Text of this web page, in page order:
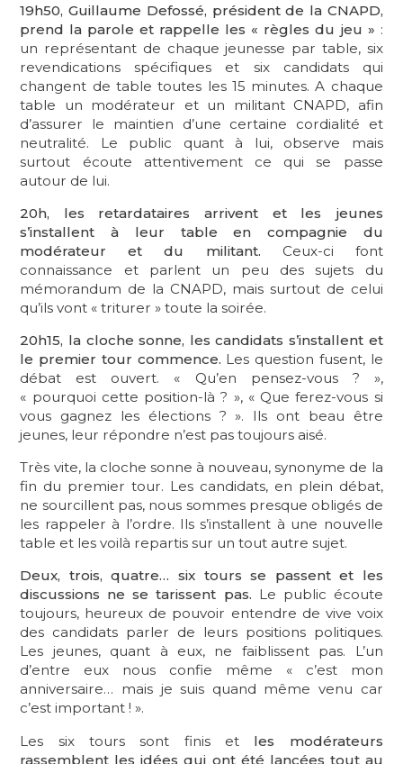
19h50, Guillaume Defossé, président de la CNAPD,
prend la parole et rappelle les « règles du jeu » :
un représentant de chaque jeunesse par table, six
revendications spécifiques et six candidats qui
changent de table toutes les 15 minutes. A chaque
table un modérateur et un militant CNAPD, afin
d’assurer le maintien d’une certaine cordialité et
neutralité. Le public quant à lui, observe mais
surtout écoute attentivement ce qui se passe
autour de lui.
20h, les retardataires arrivent et les jeunes
s’installent à leur table en compagnie du
modérateur et du militant. Ceux-ci font
connaissance et parlent un peu des sujets du
mémorandum de la CNAPD, mais surtout de celui
qu’ils vont « triturer » toute la soirée.
20h15, la cloche sonne, les candidats s’installent et
le premier tour commence. Les question fusent, le
débat est ouvert. « Qu’en pensez-vous ? »,
« pourquoi cette position-là ? », « Que ferez-vous si
vous gagnez les élections ? ». Ils ont beau être
jeunes, leur répondre n’est pas toujours aisé.
Très vite, la cloche sonne à nouveau, synonyme de la
fin du premier tour. Les candidats, en plein débat,
ne sourcillent pas, nous sommes presque obligés de
les rappeler à l’ordre. Ils s’installent à une nouvelle
table et les voilà repartis sur un tout autre sujet.
Deux, trois, quatre… six tours se passent et les
discussions ne se tarissent pas. Le public écoute
toujours, heureux de pouvoir entendre de vive voix
des candidats parler de leurs positions politiques.
Les jeunes, quant à eux, ne faiblissent pas. L’un
d’entre eux nous confie même « c’est mon
anniversaire… mais je suis quand même venu car
c’est important ! ».
Les six tours sont finis et les modérateurs
rassemblent les idées qui ont été lancées tout au